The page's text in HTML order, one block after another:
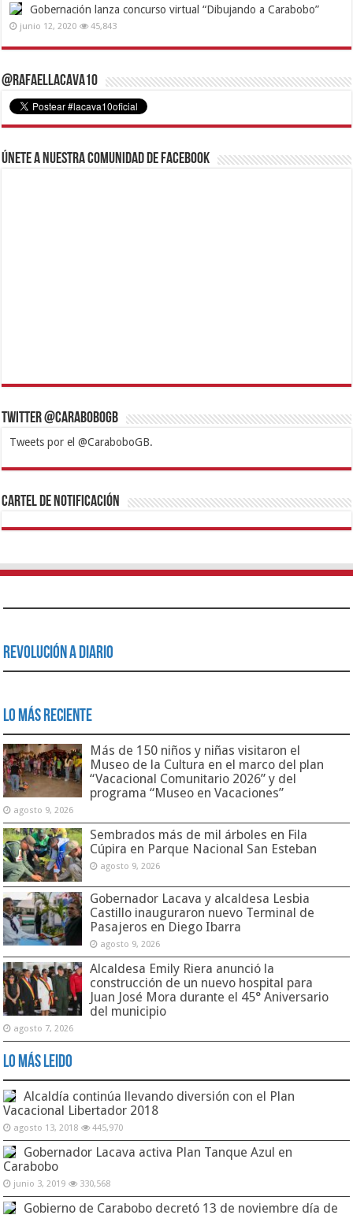
Gobernación lanza concurso virtual “Dibujando a Carabobo”
junio 12, 2020 45,843
@RafaelLacava10
Únete a nuestra comunidad de Facebook
Twitter @CaraboboGB
Tweets por el @CaraboboGB.
1xbetBetturkeyBetistKralbetSupertotobetTipobetMatadorbetMariobet
https://mvbcasino.com/
Cartel de Notificación
Revolución a Diario
Lo Más Reciente
Más de 150 niños y niñas visitaron el
Museo de la Cultura en el marco del plan
“Vacacional Comunitario 2026” y del
programa “Museo en Vacaciones”
agosto 9, 2026
Sembrados más de mil árboles en Fila
Cúpira en Parque Nacional San Esteban
agosto 9, 2026
Gobernador Lacava y alcaldesa Lesbia
Castillo inauguraron nuevo Terminal de
Pasajeros en Diego Ibarra
agosto 9, 2026
Alcaldesa Emily Riera anunció la
construcción de un nuevo hospital para
Juan José Mora durante el 45° Aniversario
del municipio
agosto 7, 2026
Lo Más Leido
Alcaldía continúa llevando diversión con el Plan
Vacacional Libertador 2018
agosto 13, 2018 445,970
Gobernador Lacava activa Plan Tanque Azul en
Carabobo
junio 3, 2019 330,568
Gobierno de Carabobo decretó 13 de noviembre día de